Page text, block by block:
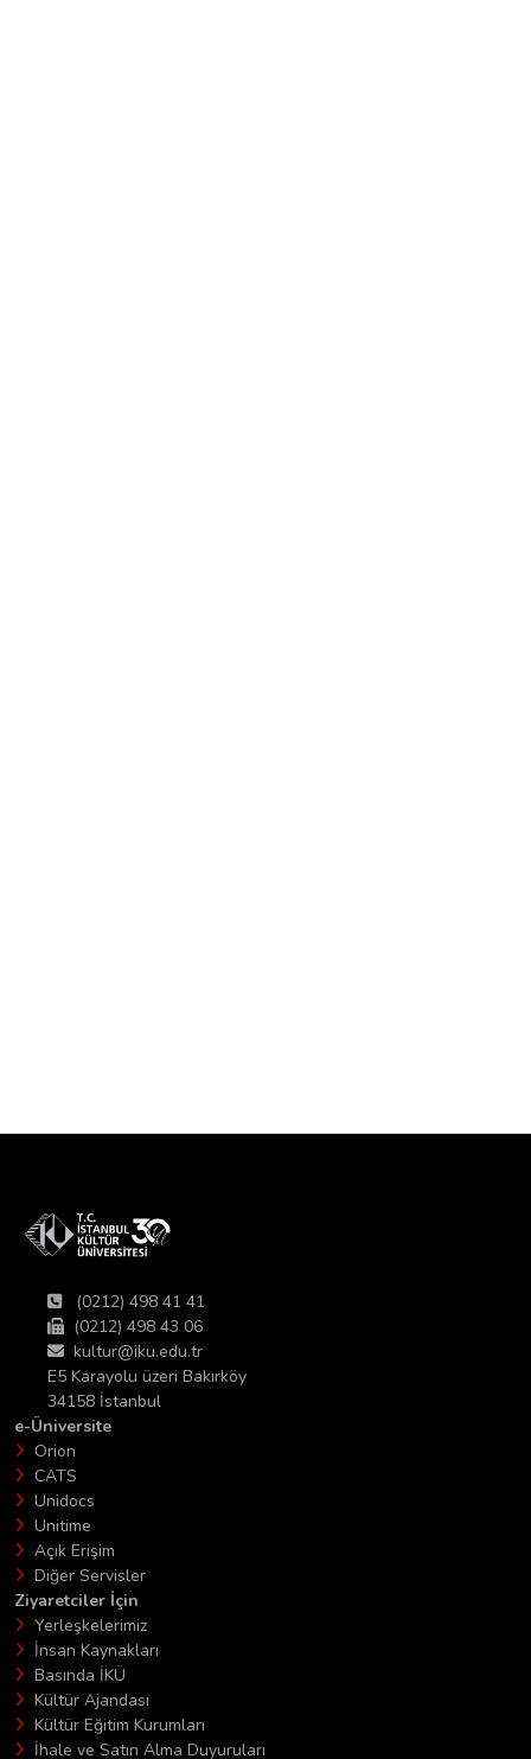
(0212) 498 41 41
(0212) 498 43 06
kultur@iku.edu.tr
E5 Karayolu üzeri Bakırköy
34158 İstanbul
e-Üniversite
Orion
CATS
Unidocs
Unitime
Açık Erişim
Diğer Servisler
Ziyaretciler İçin
Yerleşkelerimiz
İnsan Kaynakları
Basında İKÜ
Kültür Ajandası
Kültür Eğitim Kurumları
İhale ve Satın Alma Duyuruları